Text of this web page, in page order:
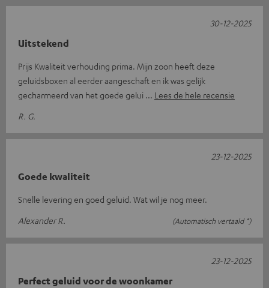
Uitstekend
Prijs Kwaliteit verhouding prima. Mijn zoon heeft deze
geluidsboxen al eerder aangeschaft en ik was gelijk
gecharmeerd van het goede gelui
Lees de hele recensie
R. G.
30-12-2025
Goede kwaliteit
Snelle levering en goed geluid. Wat wil je nog meer.
Alexander R.
(Automatisch vertaald *)
23-12-2025
Perfect geluid voor de woonkamer
23-12-2025